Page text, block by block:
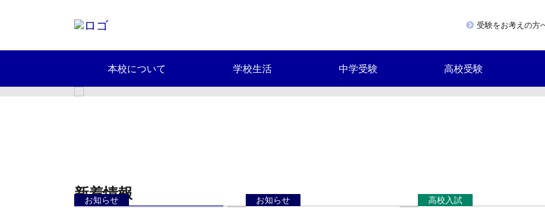
受験をお考えの方
本校について 学校生活 中学受験 高校受験
新着情報
お知らせ お知らせ 高校入試